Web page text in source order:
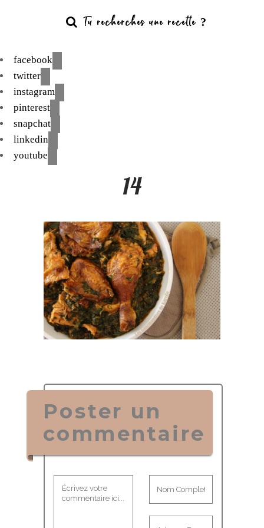
facebook
twitter
instagram
pinterest
snapchat
linkedin
youtube
14
Poster un
commentaire